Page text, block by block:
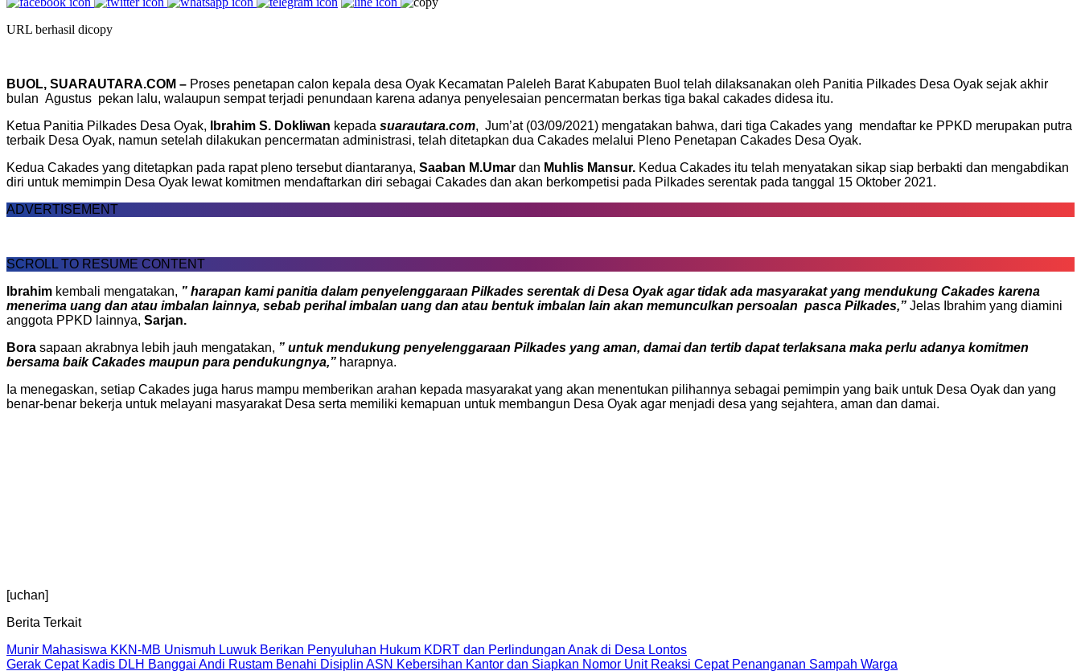
URL berhasil dicopy
BUOL, SUARAUTARA.COM – Proses penetapan calon kepala desa Oyak Kecamatan Paleleh Barat Kabupaten Buol telah dilaksanakan oleh Panitia Pilkades Desa Oyak sejak akhir
bulan Agustus pekan lalu, walaupun sempat terjadi penundaan karena adanya penyelesaian pencermatan berkas tiga bakal cakades didesa itu.
Ketua Panitia Pilkades Desa Oyak,
Ibrahim S. Dokliwan kepada suarautara.com, Jum’at (03/09/2021) mengatakan bahwa, dari tiga Cakades yang mendaftar ke PPKD merupakan putra
terbaik Desa Oyak, namun setelah dilakukan pencermatan administrasi, telah ditetapkan dua Cakades melalui Pleno Penetapan Cakades Desa Oyak.
Kedua Cakades yang ditetapkan pada rapat pleno tersebut diantaranya, Saaban M.Umar dan Muhlis Mansur. Kedua Cakades itu telah menyatakan sikap siap berbakti dan mengabdikan
diri untuk memimpin Desa Oyak lewat komitmen mendaftarkan diri sebagai Cakades dan akan berkompetisi pada Pilkades serentak pada tanggal 15 Oktober 2021.
ADVERTISEMENT
SCROLL TO RESUME CONTENT
Ibrahim kembali mengatakan, ” harapan kami panitia dalam penyelenggaraan Pilkades serentak di Desa Oyak agar tidak ada masyarakat yang mendukung Cakades karena
menerima uang dan atau imbalan lainnya, sebab perihal imbalan uang dan atau bentuk imbalan lain akan memunculkan persoalan pasca Pilkades,” Jelas Ibrahim yang diamini
anggota PPKD lainnya, Sarjan.
Bora sapaan akrabnya lebih jauh mengatakan, ” untuk mendukung penyelenggaraan Pilkades yang aman, damai dan tertib dapat terlaksana maka perlu adanya komitmen
bersama baik Cakades maupun para pendukungnya,” harapnya.
Ia menegaskan, setiap Cakades juga harus mampu memberikan arahan kepada masyarakat yang akan menentukan pilihannya sebagai pemimpin yang baik untuk Desa Oyak dan yang
benar-benar bekerja untuk melayani masyarakat Desa serta memiliki kemapuan untuk membangun Desa Oyak agar menjadi desa yang sejahtera, aman dan damai.
[uchan]
Berita Terkait
Munir Mahasiswa KKN-MB Unismuh Luwuk Berikan Penyuluhan Hukum KDRT dan Perlindungan Anak di Desa Lontos
Gerak Cepat Kadis DLH Banggai Andi Rustam Benahi Disiplin ASN Kebersihan Kantor dan Siapkan Nomor Unit Reaksi Cepat Penanganan Sampah Warga